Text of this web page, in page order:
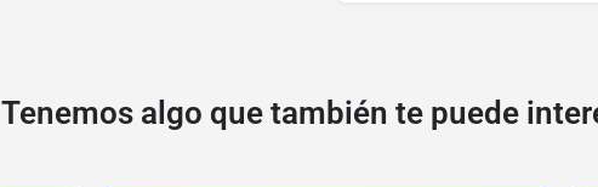
Tenemos algo que también te puede